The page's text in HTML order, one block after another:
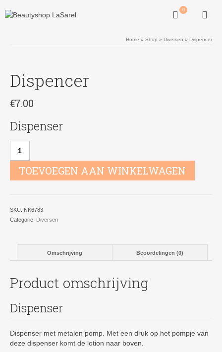
0
Home » Shop » Diversen » Dispencer
Dispencer
€7.00
Dispenser
aantal
TOEVOEGEN AAN WINKELWAGEN
SKU: NK6783
Categorie: Diversen
Omschrijving Beoordelingen (0)
Product omschrijving
Dispenser
Dispenser met metalen pomp. Met een druk op het pompje van
deze dispenser komt de lotion naar boven.